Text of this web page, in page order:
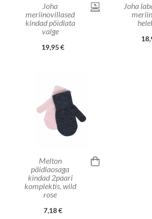
Joha
meriinovillased
kindad pöidlata
valge
19,95 €
Joha
Melton
päidlaosaga
kindad 2paari
komplektis, wild
rose
7,18 €